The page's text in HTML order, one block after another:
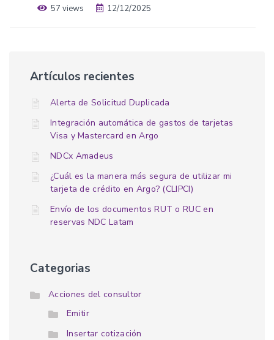
57 views 12/12/2025
Artículos recientes
Alerta de Solicitud Duplicada
Integración automática de gastos de tarjetas
Visa y Mastercard en Argo
NDCx Amadeus
¿Cuál es la manera más segura de utilizar mi
tarjeta de crédito en Argo? (CLIPCI)
Envío de los documentos RUT o RUC en
reservas NDC Latam
Categorias
Acciones del consultor
Emitir
Insertar cotización